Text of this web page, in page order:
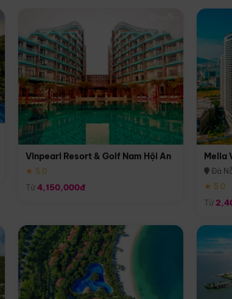
Vinpearl Resort & Golf Nam Hội An
★ 5.0
Từ4,150,000đ
Melia
Đà
★ 5.0
Từ